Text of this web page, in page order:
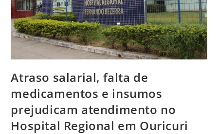
Atraso salarial, falta de
medicamentos e insumos
prejudicam atendimento no
Hospital Regional em Ouricuri